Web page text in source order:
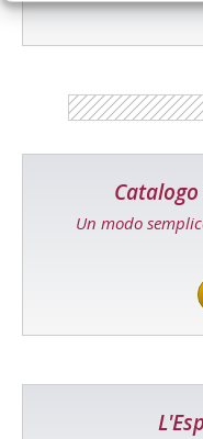
Un modo